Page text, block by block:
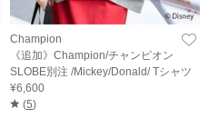
Champion
《追加》Champion/チャンピオン
SLOBE別注 /Mickey/Donald/ Tシャツ
¥6,600
(5)